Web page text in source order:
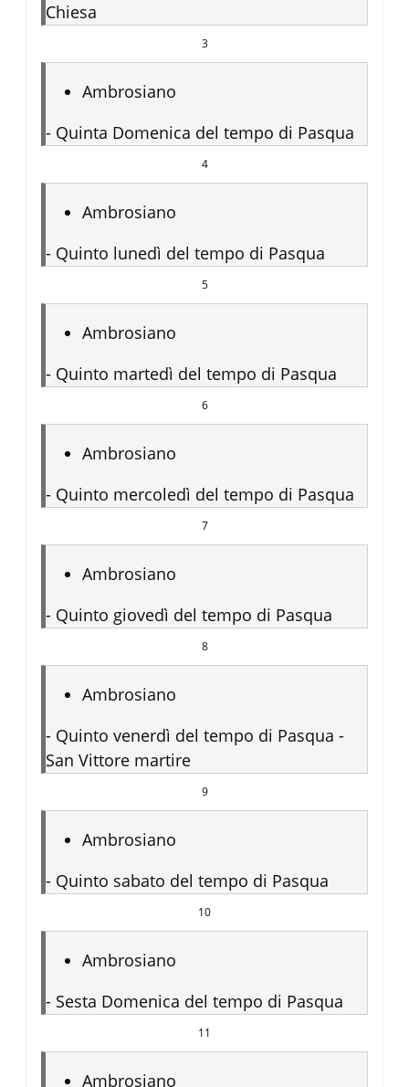
Chiesa
3
Ambrosiano
- Quinta Domenica del tempo di Pasqua
4
Ambrosiano
- Quinto lunedì del tempo di Pasqua
5
Ambrosiano
- Quinto martedì del tempo di Pasqua
6
Ambrosiano
- Quinto mercoledì del tempo di Pasqua
7
Ambrosiano
- Quinto giovedì del tempo di Pasqua
8
Ambrosiano
- Quinto venerdì del tempo di Pasqua -
San Vittore martire
9
Ambrosiano
- Quinto sabato del tempo di Pasqua
10
Ambrosiano
- Sesta Domenica del tempo di Pasqua
11
Ambrosiano